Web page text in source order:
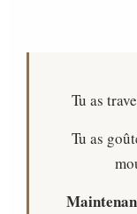
Tu as
Tu as